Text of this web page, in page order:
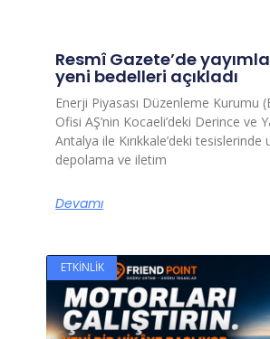
Resmî Gazete’de
yeni bedelleri açıkladı
Enerji Piyasası Düzenleme Kurumu
Ofisi AŞ’nin Kocaeli’deki Derince ve
Antalya ile Kırıkkale’deki tesislerinde
depolama ve iletim
Devamı
ETKINLIK